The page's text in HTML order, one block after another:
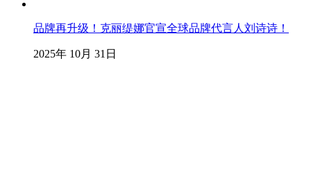
品牌再升级！克丽缇娜官宣全球品牌代言人刘诗诗！
2025年 10月 31日